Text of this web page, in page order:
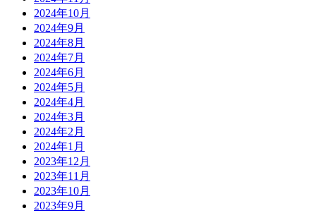
2024年10月
2024年9月
2024年8月
2024年7月
2024年6月
2024年5月
2024年4月
2024年3月
2024年2月
2024年1月
2023年12月
2023年11月
2023年10月
2023年9月